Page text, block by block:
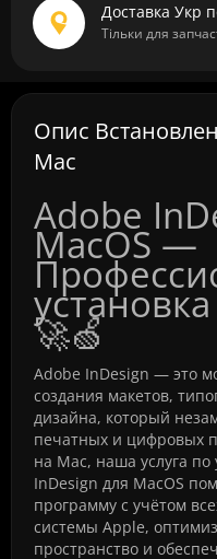
Доставка Укр
Тільки для
Опис
Mac
Adobe
MacOS —
🚀🍏
Adobe InDesign — это
создания макетов,
дизайна, который
печатных и цифровых
на Mac, наша услуга по
InDesign для MacOS
программу с учётом
системы Apple,
пространство и